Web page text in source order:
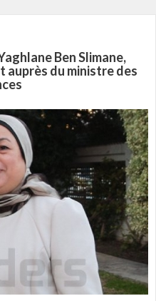
Ben Slimane,
auprès du ministre des